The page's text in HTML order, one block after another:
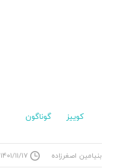
کوییز گوناگون
بنیامین اصغرزاده ۱۴۰۱/۱۱/۱۷ ۱۳:۴۵:۳۱